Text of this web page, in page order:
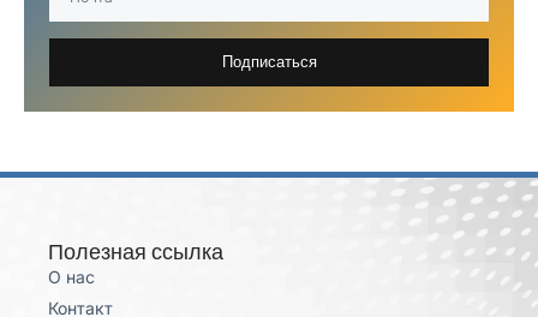
Подписаться
Полезная ссылка
О нас
Контакт